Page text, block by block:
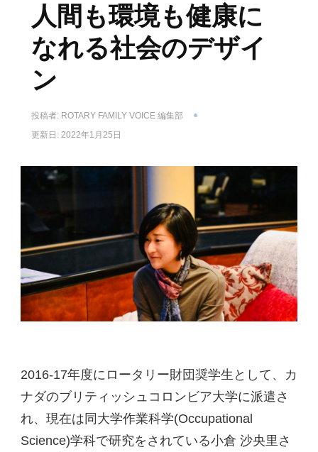
人間も環境も健康に
なれる社会のデザイ
ン
投稿者: ROTARY FAMILY VOICE 編集部
更新日: 2022年1月25日
2016-17年度にロータリー財団奨学生として、カ
ナダのブリティッシュコロンビア大学に派遣さ
れ、現在は同大学作業科学(Occupational
Science)学科で研究をされている小倉 沙央里さ